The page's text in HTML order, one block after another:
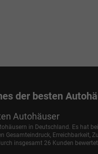
der besten
Autohäuser
in Deutschland. Es hat
Gesamteindruck,
insgesamt 26 Kunden bewertet.